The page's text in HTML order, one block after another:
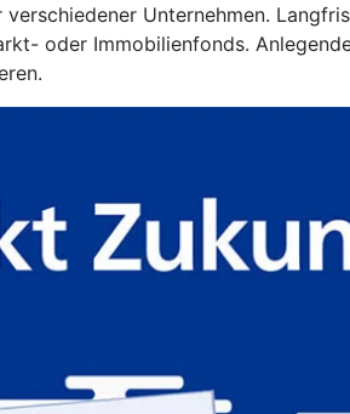
Unternehmen.
oder Immobilienfonds.